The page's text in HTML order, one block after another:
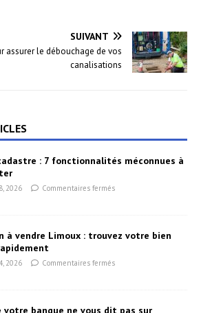
SUIVANT
assurer le débouchage de vos
canalisations
cadastre : 7 fonctionnalités méconnues à
2026 Commentaires fermés
à vendre Limoux : trouvez votre bien
2026 Commentaires fermés
votre banque ne vous dit pas sur